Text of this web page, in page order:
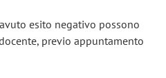
esito negativo possono
previo appuntamento